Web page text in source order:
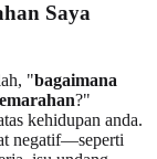
Saya
"bagaimana
?"
kehidupan anda.
negatif—seperti